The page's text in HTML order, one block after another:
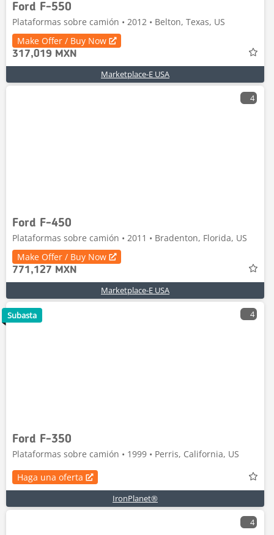
Ford F-550
Plataformas sobre camión • 2012 • Belton, Texas, US
Make Offer / Buy Now
317,019 MXN
Marketplace-E USA
4
Ford F-450
Plataformas sobre camión • 2011 • Bradenton, Florida, US
Make Offer / Buy Now
771,127 MXN
Marketplace-E USA
4
Ford F-350
Plataformas sobre camión • 1999 • Perris, California, US
Haga una oferta
IronPlanet®
Subasta
4